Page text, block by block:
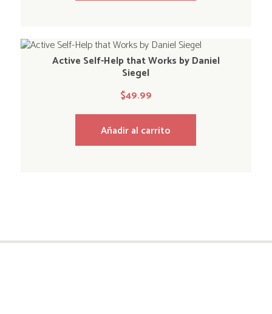
Active Self-Help that Works by Daniel
Siegel
$49.99
Añadir al carrito